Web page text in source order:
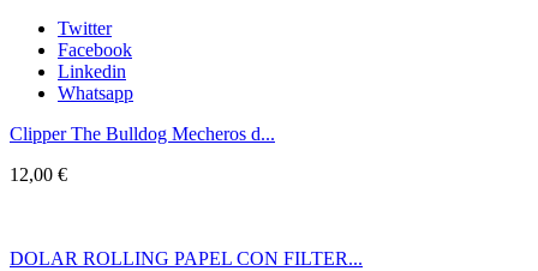
Twitter
Facebook
Linkedin
Whatsapp
Clipper The Bulldog Mecheros d...
12,00 €
DOLAR ROLLING PAPEL CON FILTER...